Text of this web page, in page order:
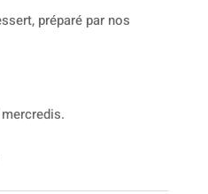
préparé par nos